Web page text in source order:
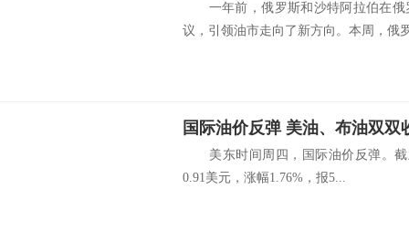
一年前，俄罗斯和沙特阿拉伯在俄
议，引领油市走向了新方向。本周，俄
国际油价反弹 美油、布油双双
美东时间周四，国际油价反弹。截
0.91美元，涨幅1.76%，报5...